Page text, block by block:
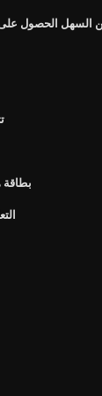
السهل الحصول
بطاقة